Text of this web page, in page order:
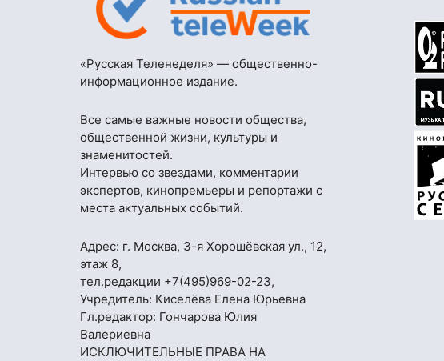
«Русская Теленеделя» — общественно-
информационное издание.
Все самые важные новости общества,
общественной жизни, культуры и
знаменитостей.
Интервью со звездами, комментарии
экспертов, кинопремьеры и репортажи с
места актуальных событий.
Адрес: г. Москва, 3-я Хорошёвская ул., 12,
этаж 8,
тел.редакции +7(495)969-02-23,
Учредитель: Киселёва Елена Юрьевна
Гл.редактор: Гончарова Юлия
Валериевна
ИСКЛЮЧИТЕЛЬНЫЕ ПРАВА НА